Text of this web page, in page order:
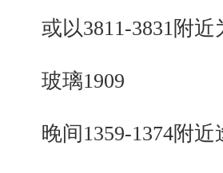
或以3811-3831附近
玻璃1909
晚间1359-1374附近